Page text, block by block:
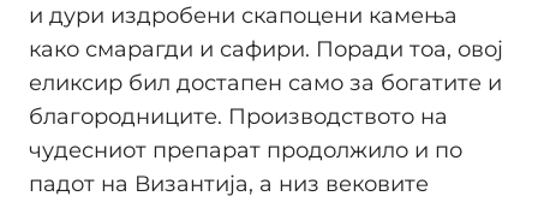
и дури издробени скапоцени камења
како смарагди и сафири. Поради тоа, овој
еликсир бил достапен само за богатите и
благородниците. Производството на
чудесниот препарат продолжило и по
падот на Византија, а низ вековите